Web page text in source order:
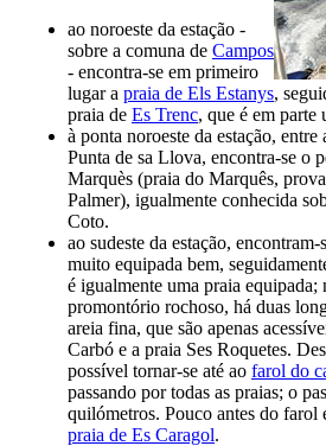
ao noroeste da estação -
sobre a comuna de Campos
- encontra-se em primeiro
lugar a praia de Els Estanys,
praia de Es Trenc, que é em parte
à ponta noroeste da estação, entre
Punta de sa Llova, encontra-se o
Marquès (praia do Marquês,
Palmer), igualmente conhecida
Coto.
ao sudeste da estação,
muito equipada bem,
é igualmente uma praia equipada;
promontório rochoso, há duas
areia fina, que são apenas
Carbó e a praia Ses Roquetes.
possível tornar-se até ao farol do
passando por todas as praias; o
quilómetros. Pouco antes do farol
praia de Es Caragol.